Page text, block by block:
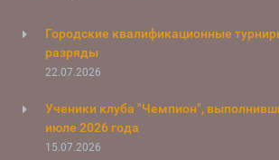
Городские квалификационные
разряды
22.07.2026
Ученики клуба "Чемпион",
июле 2026 года
15.07.2026